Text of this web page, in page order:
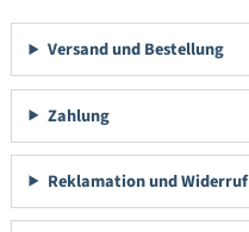
Versand und Bestellung
Zahlung
Reklamation und Widerruf